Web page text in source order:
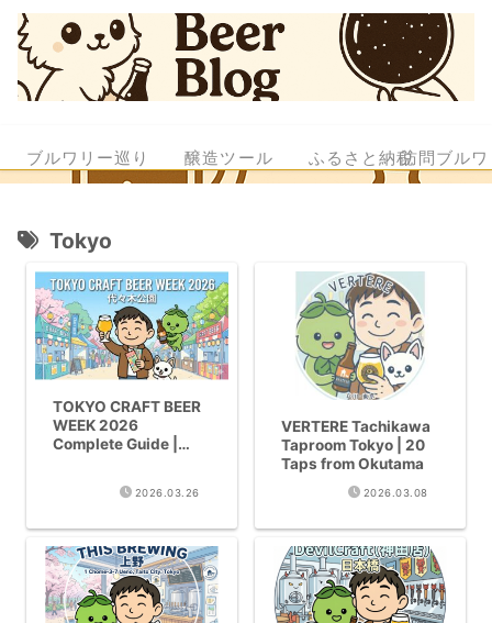
ブルワリー巡り 醸造ツール ふるさと納税訪問ブル
Tokyo
TOKYO CRAFT BEER
WEEK 2026
Complete Guide |
First-Timers [Apr
2026.03.26
VERTERE Tachikawa
Taproom Tokyo | 20
Taps from Okutama
2026.03.08